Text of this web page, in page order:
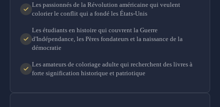
Les passionnés de la Révolution américaine qui veulent
colorier le conflit qui a fondé les États-Unis
Les étudiants en histoire qui couvrent la Guerre
d'Indépendance, les Pères fondateurs et la naissance de la
démocratie
Les amateurs de coloriage adulte qui recherchent des livres à
forte signification historique et patriotique